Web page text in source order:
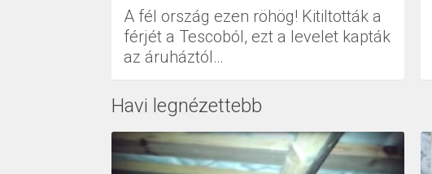
A fél ország ezen röhög! Kitiltották a
férjét a Tescoból, ezt a levelet kapták
az áruháztól…
Havi legnézettebb